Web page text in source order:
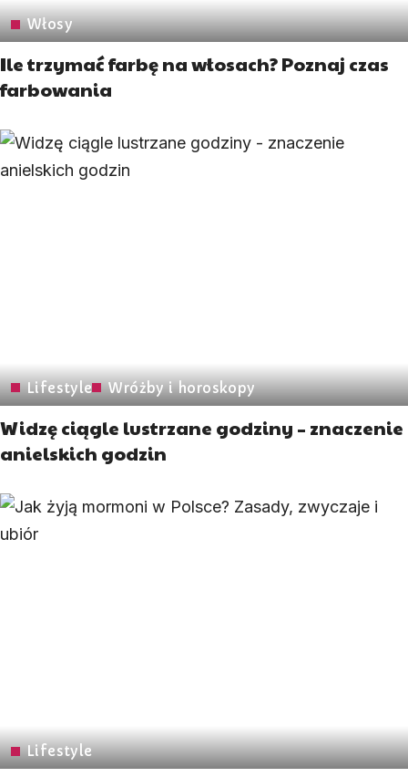
Włosy
Ile trzymać farbę na włosach? Poznaj czas
farbowania
Lifestyle Wróżby i horoskopy
Widzę ciągle lustrzane godziny – znaczenie
anielskich godzin
Lifestyle